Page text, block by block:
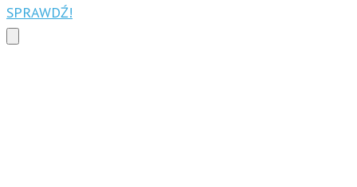
SPRAWDŹ!